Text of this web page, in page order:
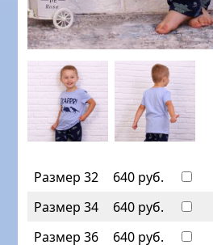
Размер 32
640 руб.
Размер 34
640 руб.
Размер 36
640 руб.